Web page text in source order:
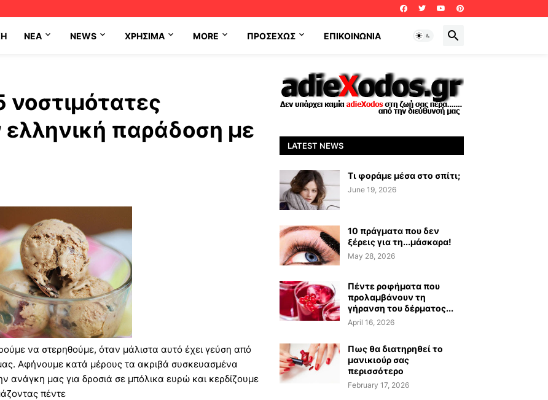
NEA NEWS ΧΡΉΣΙΜΑ MORE ΠΡΟΣΕΧΩΣ ΕΠΙΚΟΙΝΩΝΊΑ
νοστιμότατες
παράδοση με
να στερηθούμε, όταν μάλιστα αυτό έχει γεύση από
Αφήνουμε κατά μέρους τα ακριβά συσκευασμένα
μας για δροσιά σε μπόλικα ευρώ και κερδίζουμε
πέντε
LATEST NEWS
Τι φοράμε μέσα στο σπίτι;
June 19, 2026
10 πράγματα που δεν
ξέρεις για τη...μάσκαρα!
May 28, 2026
Πέντε ροφήματα που
προλαμβάνουν τη
γήρανση του δέρματος...
April 16, 2026
Πως θα διατηρηθεί το
μανικιούρ σας
περισσότερο
February 17, 2026